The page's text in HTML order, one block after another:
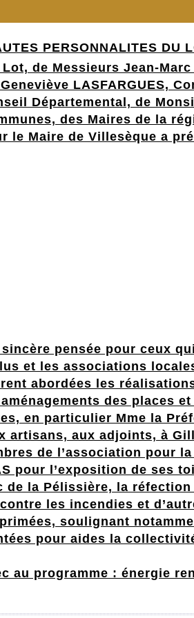
PERSONNALITES DU
de Messieurs Jean-Marc
LASFARGUES,
Départemental, de
des Maires de la
le Maire de Villesèque a p
pensée pour ceux
et les associations
abordées les
des places
en particulier Mme la
artisans, aux adjoints, à
de l’association pour
pour l’exposition de ses
la Pélissière, la
les incendies et
soulignant
pour aides la
au programme : énergie